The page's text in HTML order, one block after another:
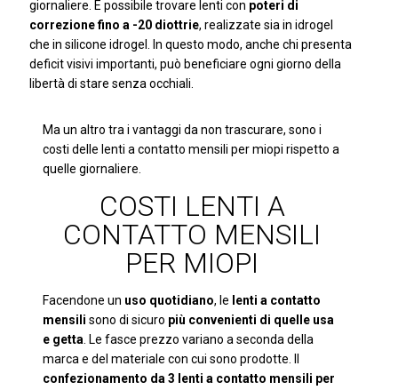
giornaliere. È possibile trovare lenti con poteri di
correzione fino a -20 diottrie, realizzate sia in idrogel
che in silicone idrogel. In questo modo, anche chi presenta
deficit visivi importanti, può beneficiare ogni giorno della
libertà di stare senza occhiali.
Ma un altro tra i vantaggi da non trascurare, sono i
costi delle lenti a contatto mensili per miopi rispetto a
quelle giornaliere.
COSTI LENTI A
CONTATTO MENSILI
PER MIOPI
Facendone un uso quotidiano, le lenti a contatto
mensili sono di sicuro più convenienti di quelle usa
e getta. Le fasce prezzo variano a seconda della
marca e del materiale con cui sono prodotte. Il
confezionamento da 3 lenti a contatto mensili per